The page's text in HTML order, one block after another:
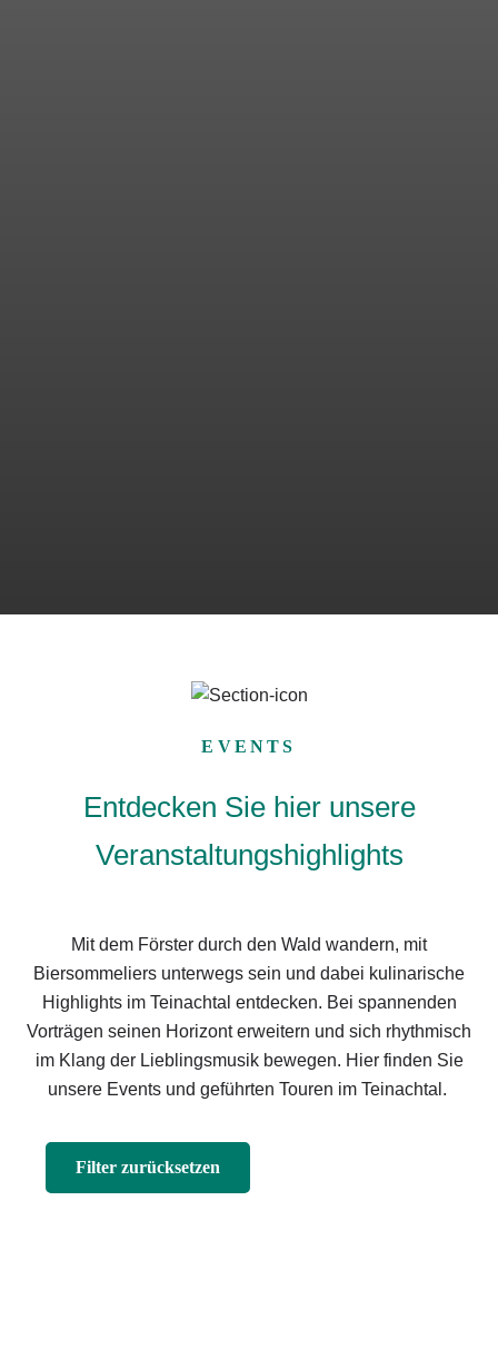
EVENTS
Entdecken Sie hier unsere
Veranstaltungshighlights
Mit dem Förster durch den Wald wandern, mit
Biersommeliers unterwegs sein und dabei kulinarische
Highlights im Teinachtal entdecken. Bei spannenden
Vorträgen seinen Horizont erweitern und sich rhythmisch
im Klang der Lieblingsmusik bewegen. Hier finden Sie
unsere Events und geführten Touren im Teinachtal.
Filter zurücksetzen